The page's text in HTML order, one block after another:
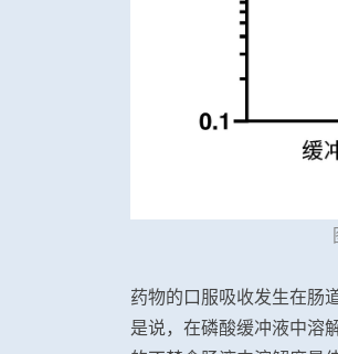
药物的口服吸收发生在肠
是说，在磷酸缓冲液中溶